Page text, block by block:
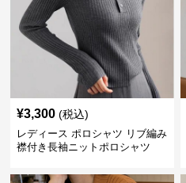
¥3,300 (税込)
レディース ポロシャツ リブ編み
襟付き長袖ニットポロシャツ